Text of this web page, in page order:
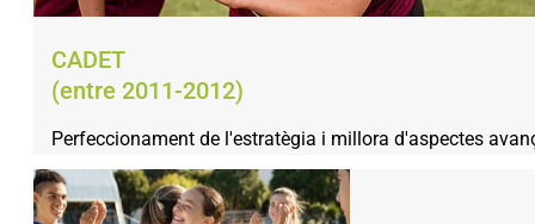
CADET
(entre 2011-2012)
Perfeccionament de l'estratègia i millora d'aspectes